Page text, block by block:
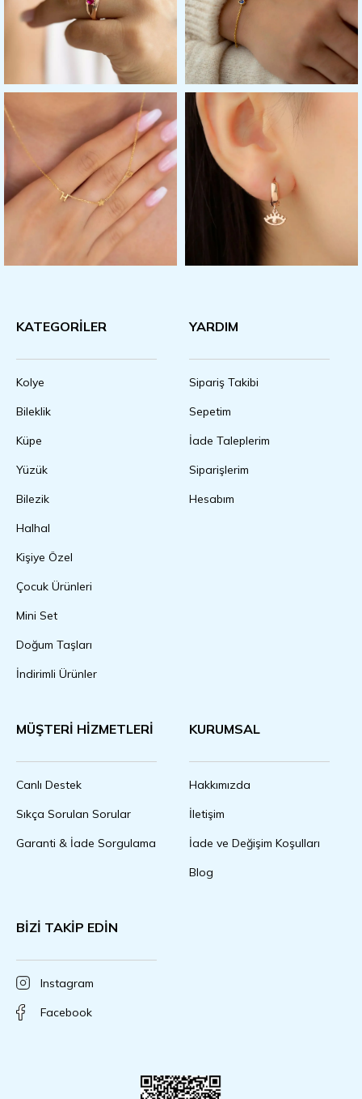
KATEGORİLER
Kolye
Bileklik
Küpe
Yüzük
Bilezik
Halhal
Kişiye Özel
Çocuk Ürünleri
Mini Set
Doğum Taşları
İndirimli Ürünler
YARDIM
Sipariş Takibi
Sepetim
İade Taleplerim
Siparişlerim
Hesabım
MÜŞTERİ HİZMETLERİ
Canlı Destek
Sıkça Sorulan Sorular
Garanti & İade Sorgulama
KURUMSAL
Hakkımızda
İletişim
İade ve Değişim Koşulları
Blog
BİZİ TAKİP EDİN
Instagram
Facebook